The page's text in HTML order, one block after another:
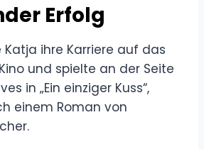
Erfolg
Katja ihre Karriere auf das
und spielte an der Seite
in „Ein einziger Kuss“,
einem Roman von